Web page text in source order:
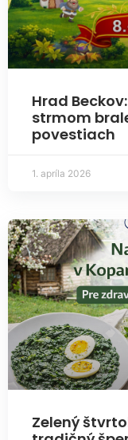
Hrad
strmom
povestiach
1. apríla 2026
Zelený